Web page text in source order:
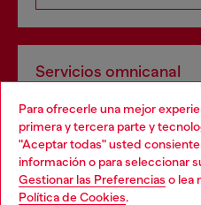
Para ofrecerle una mejor
primera y tercera parte y
"Aceptar todas" usted consiente
información o para seleccionar
Gestionar las Preferencias o lea
Política de Cookies.
Servicios omnicanal
Descubre todos nuestros